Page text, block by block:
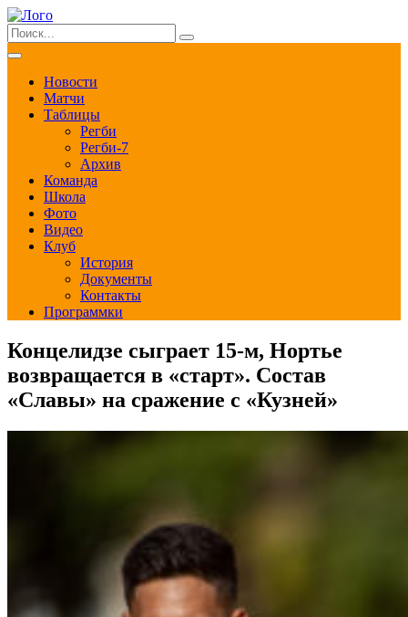
Новости
Матчи
Таблицы
Регби
Регби-7
Архив
Команда
Школа
Фото
Видео
Клуб
История
Документы
Контакты
Программки
Концелидзе сыграет 15-м, Нортье
возвращается в «старт». Состав
«Славы» на сражение с «Кузней»